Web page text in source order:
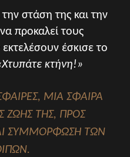
στάση της και την
προκαλεί τους
έσκισε το
κτήνη!»
ΜΙΑ ΣΦΑΊΡΑ
ΖΩΉΣ ΤΗΣ, ΠΡΟΣ
ΣΥΜΜΌΡΦΩΣΗ ΤΩΝ